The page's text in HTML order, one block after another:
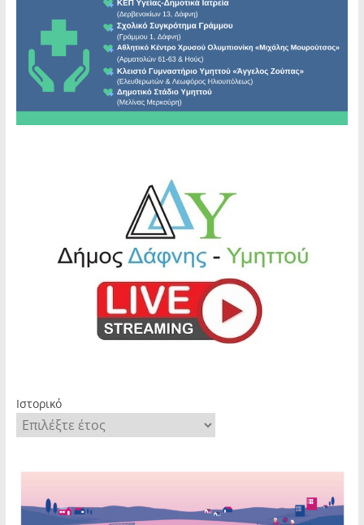
Ιστορικό